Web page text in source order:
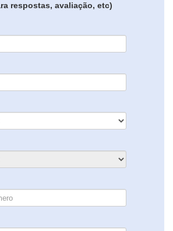
respostas, avaliação, etc)